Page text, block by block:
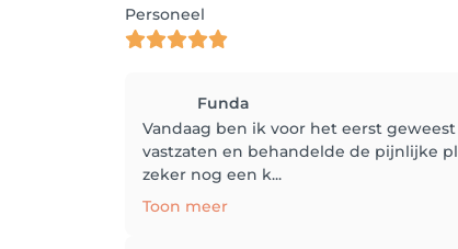
Personeel
Funda
Vandaag ben ik voor het eerst
vastzaten en behandelde de pijnlijke
zeker nog een k...
Toon meer